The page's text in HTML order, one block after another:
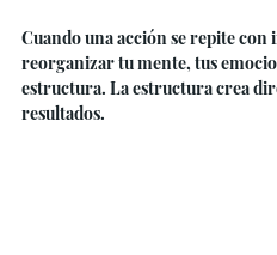
Cuando una acción se repite
reorganizar tu mente, tus
estructura. La estructura crea
resultados.